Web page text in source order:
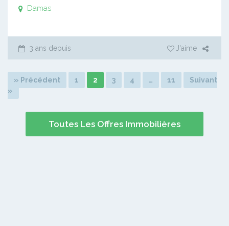
Damas
3 ans depuis J'aime
» Précédent 1 2 3 4 … 11
Suivant
»
Toutes Les Offres Immobilières